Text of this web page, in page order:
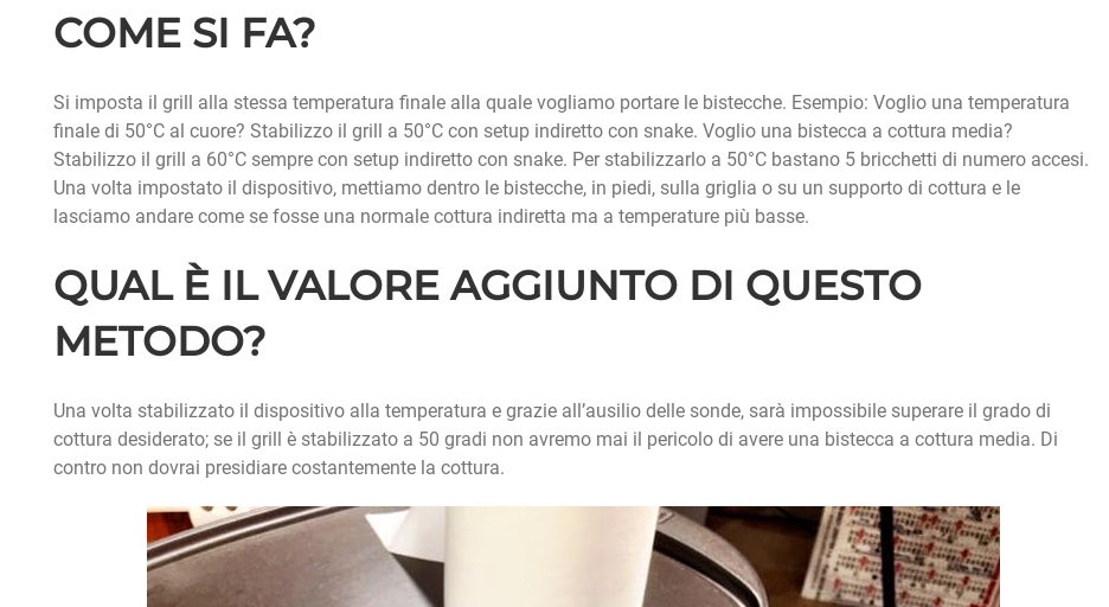
COME SI FA?
Si imposta il grill alla stessa temperatura finale alla quale vogliamo portare le bistecche. Esempio: Voglio una temperatura
finale di 50°C al cuore? Stabilizzo il grill a 50°C con setup indiretto con snake. Voglio una bistecca a cottura media?
Stabilizzo il grill a 60°C sempre con setup indiretto con snake. Per stabilizzarlo a 50°C bastano 5 bricchetti di numero accesi.
Una volta impostato il dispositivo, mettiamo dentro le bistecche, in piedi, sulla griglia o su un supporto di cottura e le
lasciamo andare come se fosse una normale cottura indiretta ma a temperature più basse.
QUAL È IL VALORE AGGIUNTO DI QUESTO
METODO?
Una volta stabilizzato il dispositivo alla temperatura e grazie all’ausilio delle sonde, sarà impossibile superare il grado di
cottura desiderato; se il grill è stabilizzato a 50 gradi non avremo mai il pericolo di avere una bistecca a cottura media. Di
contro non dovrai presidiare costantemente la cottura.